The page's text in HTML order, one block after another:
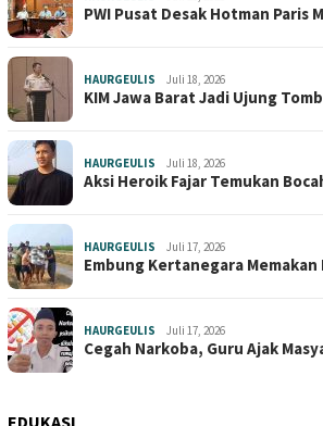
PWI Pusat Desak Hotman Paris
HAURGEULIS Juli 18, 2026
KIM Jawa Barat Jadi Ujung
HAURGEULIS Juli 18, 2026
Aksi Heroik Fajar Temukan
HAURGEULIS Juli 17, 2026
Embung Kertanegara
HAURGEULIS Juli 17, 2026
Cegah Narkoba, Guru Ajak